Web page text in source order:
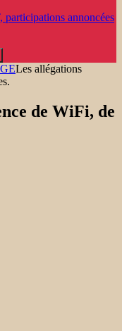
annoncées
Les allégations
de WiFi, de